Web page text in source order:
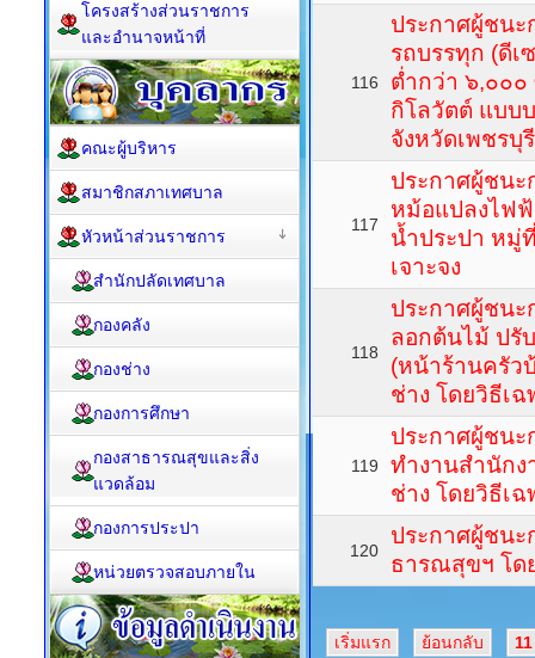
116
ประกาศผู้ชนะ
รถบรรทุก (ดี
ต่ำกว่า ๖,๐๐๐
กิโลวัตต์ แบบ
จังหวัดเพชรบุ
117
ประกาศผู้ชนะ
หม้อแปลงไฟ
น้ำประปา หมู่
เจาะจง
118
ประกาศผู้ชนะ
ลอกต้นไม้ ปรั
(หน้าร้านครัว
ช่าง โดยวิธีเฉ
119
ประกาศผู้ชน
ทำงานสำนักง
ช่าง โดยวิธีเฉ
120
ประกาศผู้ชนะ
ธารณสุขฯ โด
เริ่มแรก ย้อนกลับ 11
โครงสร้างส่วนราชการ
และอำนาจหน้าที่
คณะผู้บริหาร
สมาชิกสภาเทศบาล
หัวหน้าส่วนราชการ
สำนักปลัดเทศบาล
กองคลัง
กองช่าง
กองการศึกษา
กองสาธารณสุขและสิ่ง
แวดล้อม
กองการประปา
หน่วยตรวจสอบภายใน